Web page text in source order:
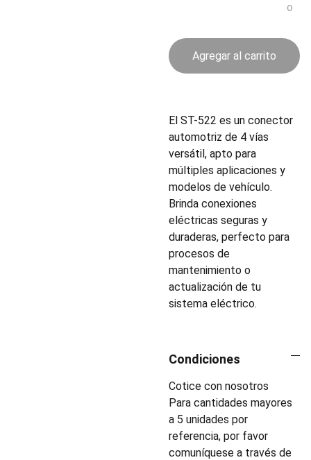
o
Agregar al carrito
El ST-522 es un conector
automotriz de 4 vías
versátil, apto para
múltiples aplicaciones y
modelos de vehículo.
Brinda conexiones
eléctricas seguras y
duraderas, perfecto para
procesos de
mantenimiento o
actualización de tu
sistema eléctrico.
Condiciones
Cotice con nosotros
Para cantidades mayores
a 5 unidades por
referencia, por favor
comuníquese a través de